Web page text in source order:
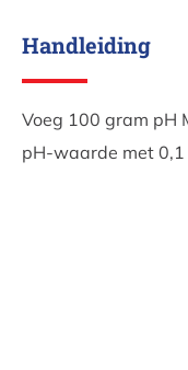
Handleiding
Voeg 100 gram pH
pH-waarde met